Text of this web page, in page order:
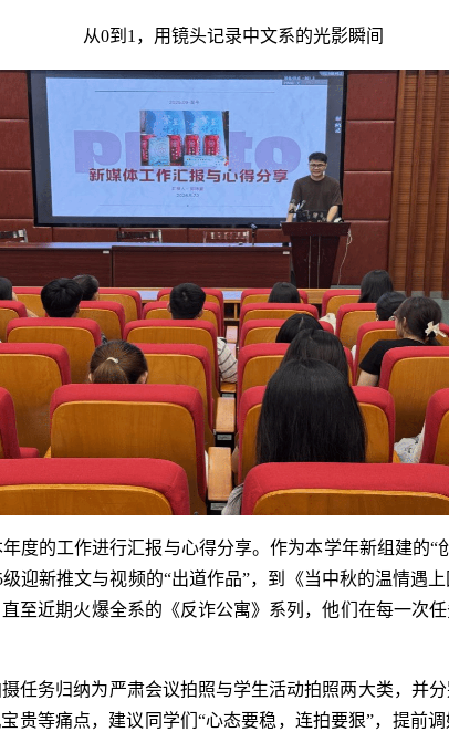
从0到1，用镜头记录中文系的光影瞬间
度的工作进行汇报与心得分享。作为本学年新组建的“
迎新推文与视频的“出道作品”，到《当中秋的温情遇
至近期火爆全系的《反诈公寓》系列，他们在每一次
任务归纳为严肃会议拍照与学生活动拍照两大类，并
贵等痛点，建议同学们“心态要稳，连拍要狠”，提前